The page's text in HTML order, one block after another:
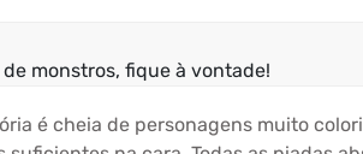
monstros, fique à vontade!
é cheia de personagens muito